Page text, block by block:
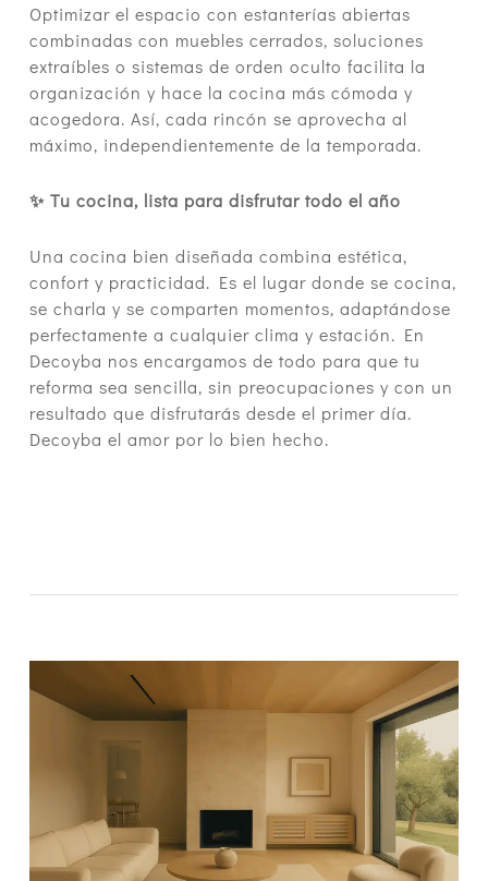
Optimizar el espacio con estanterías abiertas
combinadas con muebles cerrados, soluciones
extraíbles o sistemas de orden oculto facilita la
organización y hace la cocina más cómoda y
acogedora. Así, cada rincón se aprovecha al
máximo, independientemente de la temporada.
✨ Tu cocina, lista para disfrutar todo el año
Una cocina bien diseñada combina estética,
confort y practicidad. Es el lugar donde se cocina,
se charla y se comparten momentos, adaptándose
perfectamente a cualquier clima y estación. En
Decoyba nos encargamos de todo para que tu
reforma sea sencilla, sin preocupaciones y con un
resultado que disfrutarás desde el primer día.
Decoyba el amor por lo bien hecho.